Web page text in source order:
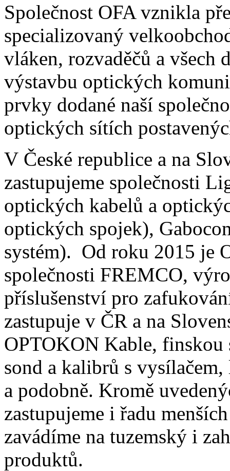
Společnost OFA vznikla
specializovaný
vláken, rozvaděčů a všech
výstavbu optických
prvky dodané naší
optických sítích
V České republice a na
zastupujeme společnosti
optických kabelů a
optických spojek),
systém). Od roku 2015 je
společnosti FREMCO,
příslušenství pro
zastupuje v ČR a na
OPTOKON Kable,
sond a kalibrů s
a podobně. Kromě
zastupujeme i řadu
zavádíme na tuzemský i
produktů.